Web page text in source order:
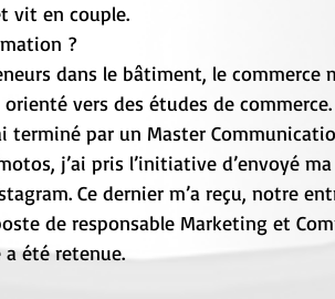
vit en couple.
?
dans le bâtiment, le commerce
vers des études de commerce.
terminé par un Master
j’ai pris l’initiative d’envoyé
Ce dernier m’a reçu, notre
de responsable Marketing et
été retenue.